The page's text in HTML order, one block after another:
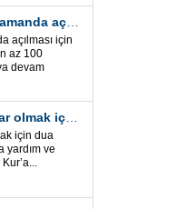
Hayırlı kapıların en kısa zamanda açılması için Esmalar ve Dua
açılması için
az 100
devam
Allah’ın Rahmetine Mazhar olmak için ” Esmalar-Ayet ve Dualar”
için dua
yardım ve